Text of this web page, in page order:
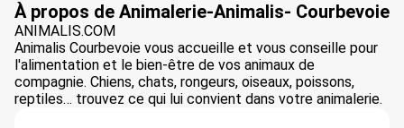
À propos de Animalerie-Animalis- Courbevoie
ANIMALIS.COM
Animalis Courbevoie vous accueille et vous conseille pour
l'alimentation et le bien-être de vos animaux de
compagnie. Chiens, chats, rongeurs, oiseaux, poissons,
reptiles… trouvez ce qui lui convient dans votre animalerie.